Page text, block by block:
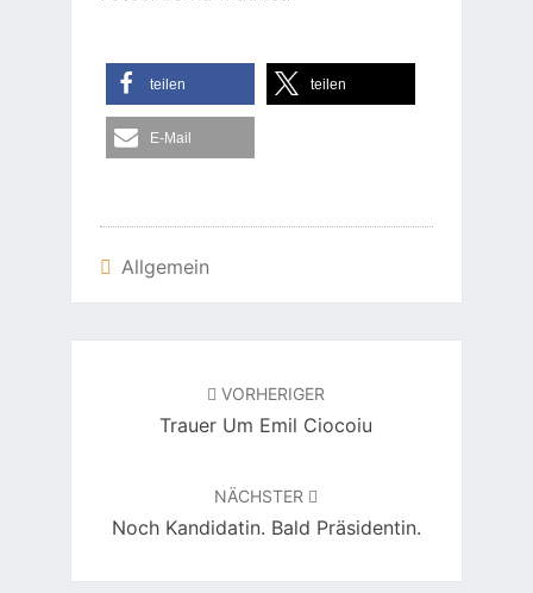
teilen teilen
E-Mail
Allgemein
VORHERIGER
Trauer Um Emil Ciocoiu
NÄCHSTER
Noch Kandidatin. Bald Präsidentin.